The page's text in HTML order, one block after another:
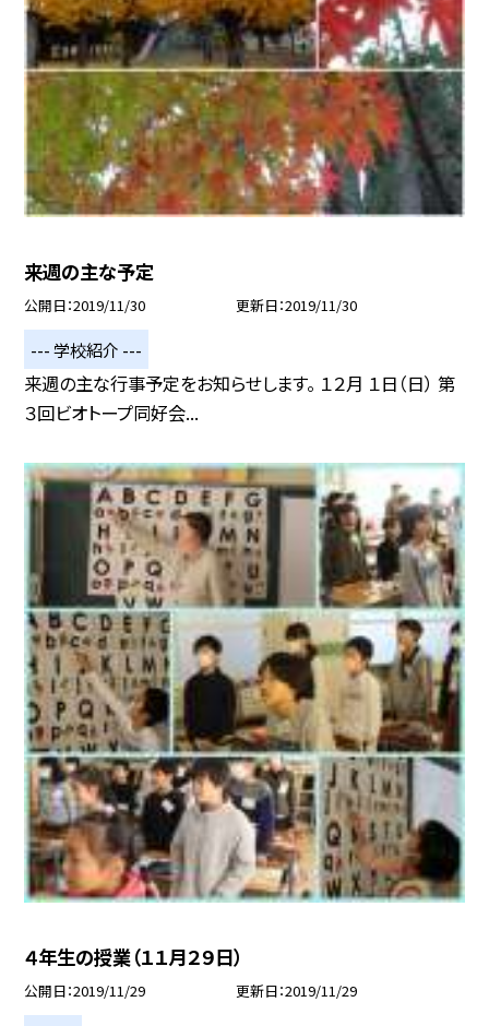
来週の主な予定
公開日 2019/11/30 更新日 2019/11/30
--- 学校紹介 ---
来週の主な行事予定をお知らせします。 １２月 １日（日） 第
３回ビオトープ同好会...
４年生の授業（１１月２９日）
公開日 2019/11/29 更新日 2019/11/29